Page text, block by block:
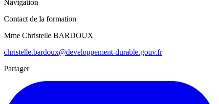
Navigation
Contact de la formation
Mme Christelle BARDOUX
christelle.bardoux@developpement-durable.gouv.fr
Partager